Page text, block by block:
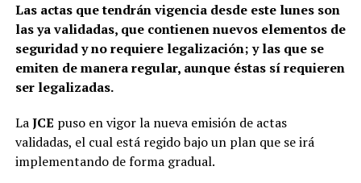
Las actas que tendrán vigencia desde este lunes son
las ya validadas, que contienen nuevos elementos de
seguridad y no requiere legalización; y las que se
emiten de manera regular, aunque éstas sí requieren
ser legalizadas.
LaJCE puso en vigor la nueva emisión de actas
validadas, el cual está regido bajo un plan que se irá
implementando de forma gradual.